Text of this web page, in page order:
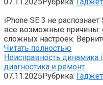
iPhone SE 3 не
все возможные причины:
сложных настроек.
Читать полностью
Неисправность динамика
диагностика и ремонт
07.11.2025Рубрика: